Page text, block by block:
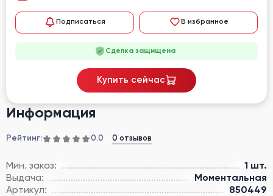
Информация
Рейтинг: 0.0 0 отзывов
Мин. заказ:
1 шт.
Выдача:
Моментальная
Артикул:
850449
Подписаться В избранное
Сделка защищена
Купить сейчас